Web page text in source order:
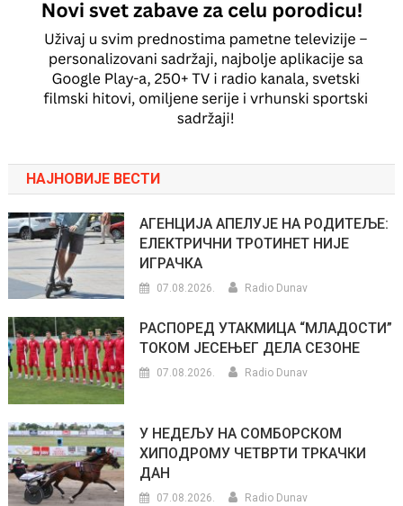
НАЈНОВИЈЕ ВЕСТИ
АГЕНЦИЈА АПЕЛУЈЕ НА РОДИТЕЉЕ:
ЕЛЕКТРИЧНИ ТРОТИНЕТ НИЈЕ
ИГРАЧКА
07.08.2026. Radio Dunav
РАСПОРЕД УТАКМИЦА “МЛАДОСТИ”
ТОКОМ ЈЕСЕЊЕГ ДЕЛА СЕЗОНЕ
07.08.2026. Radio Dunav
У НЕДЕЉУ НА СОМБОРСКОМ
ХИПОДРОМУ ЧЕТВРТИ ТРКАЧКИ
ДАН
07.08.2026. Radio Dunav